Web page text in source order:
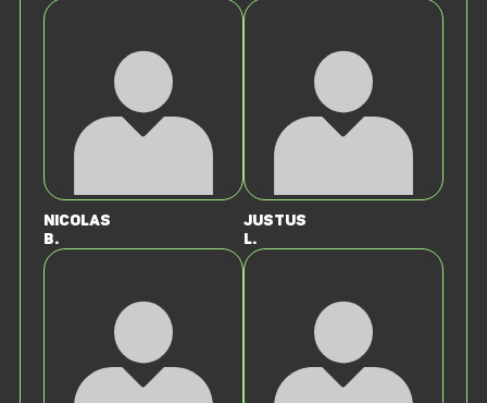
Nicolas
B.
Justus
L.